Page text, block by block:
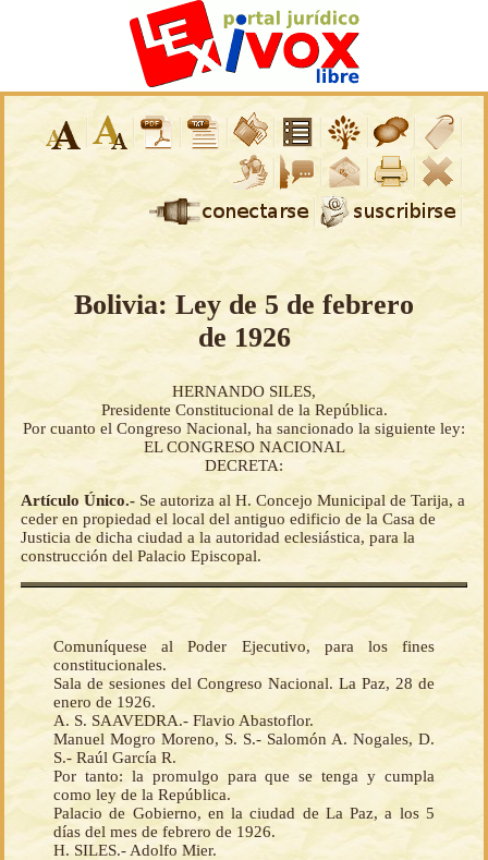
Bolivia: Ley de 5 de febrero
de 1926
HERNANDO SILES,
Presidente Constitucional de la República.
Por cuanto el Congreso Nacional, ha sancionado la siguiente ley:
EL CONGRESO NACIONAL
DECRETA:
Artículo Único.- Se autoriza al H. Concejo Municipal de Tarija, a
ceder en propiedad el local del antiguo edificio de la Casa de
Justicia de dicha ciudad a la autoridad eclesiástica, para la
construcción del Palacio Episcopal.
Comuníquese al Poder Ejecutivo, para los fines
constitucionales.
Sala de sesiones del Congreso Nacional. La Paz, 28 de
enero de 1926.
A. S. SAAVEDRA.- Flavio Abastoflor.
Manuel Mogro Moreno, S. S.- Salomón A. Nogales, D.
S.- Raúl García R.
Por tanto: la promulgo para que se tenga y cumpla
como ley de la República.
Palacio de Gobierno, en la ciudad de La Paz, a los 5
días del mes de febrero de 1926.
H. SILES.- Adolfo Mier.